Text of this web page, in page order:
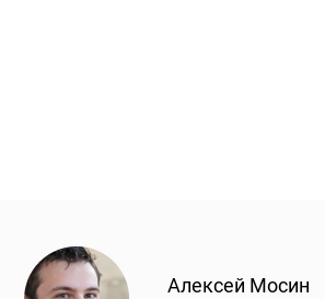
Алексей Мосин